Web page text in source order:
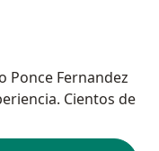
Ponce Fernandez
Cientos de